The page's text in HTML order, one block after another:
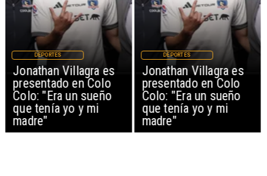
Jonathan Villagra es
presentado en Colo
Colo: "Era un sueño
que tenía yo y mi
madre"
DEPORTES
Jonathan Villagra es
presentado en Colo
Colo: "Era un sueño
que tenía yo y mi
madre"
DEPORTES